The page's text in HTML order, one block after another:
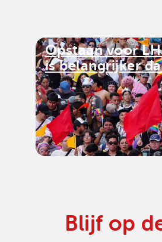
Opstaan voor
is belangrijker
Blijf op